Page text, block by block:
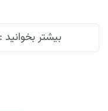
بیشتر بخوانید :